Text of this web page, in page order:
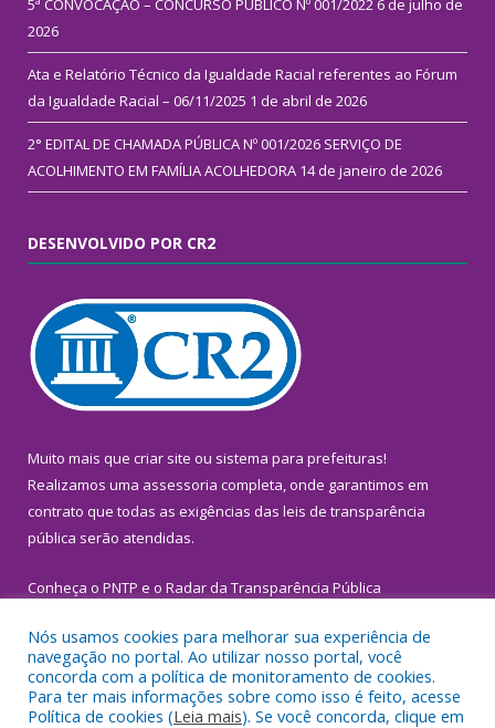
5ª CONVOCAÇÃO – CONCURSO PÚBLICO Nº 001/2022 6 de julho de
2026
Ata e Relatório Técnico da Igualdade Racial referentes ao Fórum
da Igualdade Racial – 06/11/2025 1 de abril de 2026
2° EDITAL DE CHAMADA PÚBLICA Nº 001/2026 SERVIÇO DE
ACOLHIMENTO EM FAMÍLIA ACOLHEDORA 14 de janeiro de 2026
DESENVOLVIDO POR CR2
Muito mais que criar site ou sistema para prefeituras!
Realizamos uma assessoria completa, onde garantimos em
contrato que todas as exigências das leis de transparência
pública serão atendidas.
Conheça o PNTP e o Radar da Transparência Pública
Todos os direitos reservados a Prefeitura Municipal de
Nós usamos cookies para melhorar sua experiência de
navegação no portal. Ao utilizar nosso portal, você
concorda com a política de monitoramento de cookies.
Para ter mais informações sobre como isso é feito, acesse
Política de cookies (Leia mais). Se você concorda, clique em